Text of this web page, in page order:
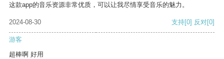
这款app的音乐资源非常优质，可以让我尽情享受音乐的魅力。
2024-08-30 支持[0] 反对[0]
游客
超棒啊 好用